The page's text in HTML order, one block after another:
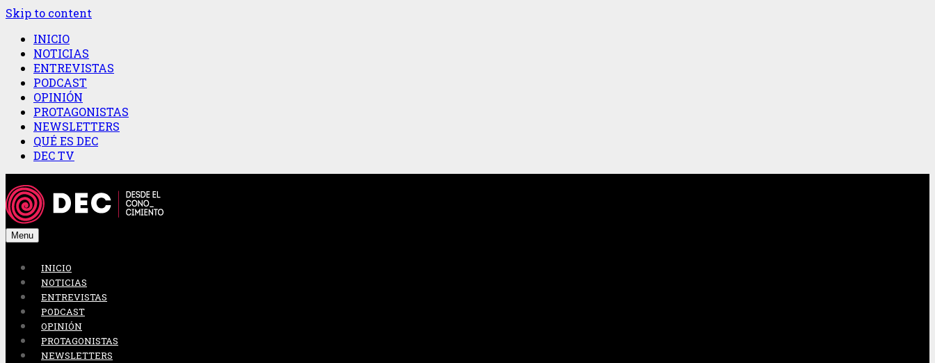
Skip to content
INICIO
NOTICIAS
ENTREVISTAS
PODCAST
OPINIÓN
PROTAGONISTAS
NEWSLETTERS
QUÉ ES DEC
DEC TV
Menu
INICIO
NOTICIAS
ENTREVISTAS
PODCAST
OPINIÓN
PROTAGONISTAS
NEWSLETTERS